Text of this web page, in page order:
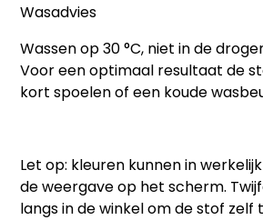
Wasadvies
Wassen op 30 °C, niet in de
Voor een optimaal resultaat de
kort spoelen of een koude
Let op: kleuren kunnen in
de weergave op het scherm.
langs in de winkel om de stof zelf